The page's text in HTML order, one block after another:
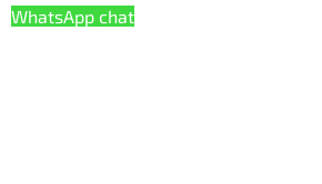
WhatsApp chat